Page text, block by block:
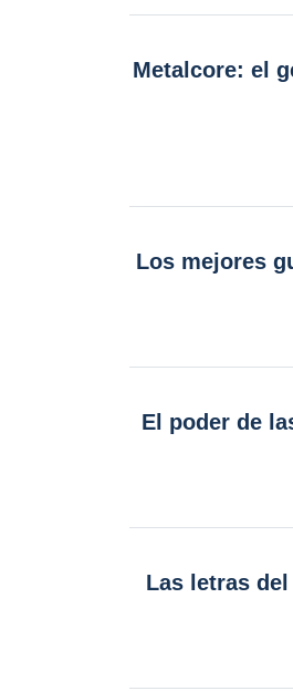
Metalcore: el
Los mejores
El poder de
Las letras